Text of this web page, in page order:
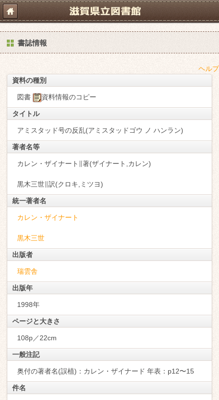
書誌情報
ヘルプ
資料の種別
図書 資料情報のコピー
タイトル
アミスタッド号の反乱(アミスタッドゴウ ノ ハンラン)
著者名等
カレン・ザイナート∥著(ザイナート,カレン)
黒木三世∥訳(クロキ,ミツヨ)
統一著者名
カレン・ザイナート
黒木三世
出版者
瑞雲舎
出版年
1998年
ページと大きさ
108p／22cm
一般注記
奥付の著者名(誤植)：カレン・ザイナード 年表：p12〜15
件名